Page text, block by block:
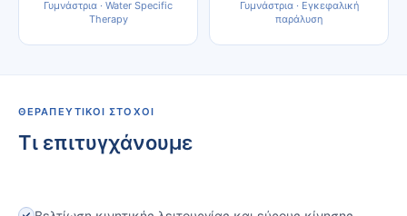
Γυμνάστρια · Water Specific
Therapy
Γυμνάστρια · Εγκεφαλική
παράλυση
ΘΕΡΑΠΕΥΤΙΚΟΊ ΣΤΌΧΟΙ
Τι επιτυγχάνουμε